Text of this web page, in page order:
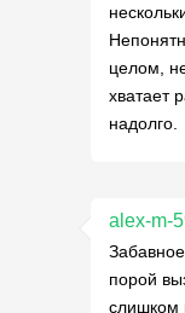
целом,
хватает
надолго.
alex-m-
порой
слишком